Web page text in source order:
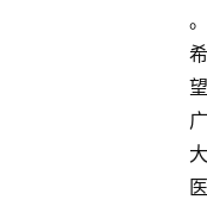
。
希
望
广
大
医